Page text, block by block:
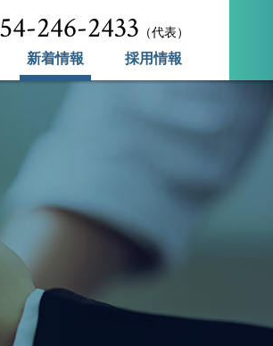
246-2433 （代表）
新着情報 採用情報